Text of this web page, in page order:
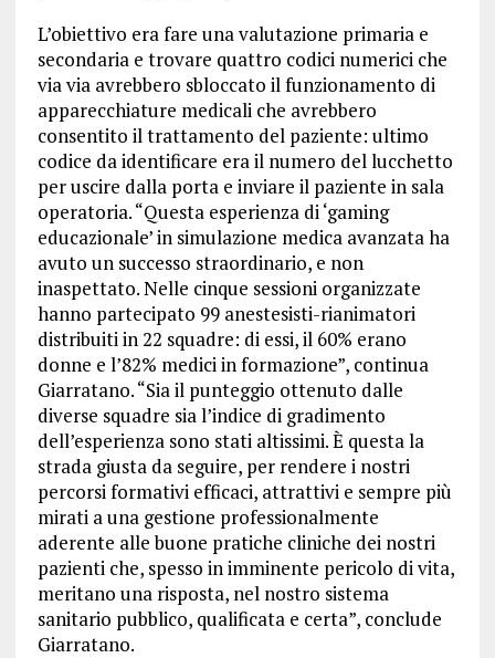
L’obiettivo era fare una valutazione primaria e
secondaria e trovare quattro codici numerici che
via via avrebbero sbloccato il funzionamento di
apparecchiature medicali che avrebbero
consentito il trattamento del paziente: ultimo
codice da identificare era il numero del lucchetto
per uscire dalla porta e inviare il paziente in sala
operatoria. “Questa esperienza di ‘gaming
educazionale’ in simulazione medica avanzata ha
avuto un successo straordinario, e non
inaspettato. Nelle cinque sessioni organizzate
hanno partecipato 99 anestesisti-rianimatori
distribuiti in 22 squadre: di essi, il 60% erano
donne e l’82% medici in formazione”, continua
Giarratano. “Sia il punteggio ottenuto dalle
diverse squadre sia l’indice di gradimento
dell’esperienza sono stati altissimi. È questa la
strada giusta da seguire, per rendere i nostri
percorsi formativi efficaci, attrattivi e sempre più
mirati a una gestione professionalmente
aderente alle buone pratiche cliniche dei nostri
pazienti che, spesso in imminente pericolo di vita,
meritano una risposta, nel nostro sistema
sanitario pubblico, qualificata e certa”, conclude
Giarratano.